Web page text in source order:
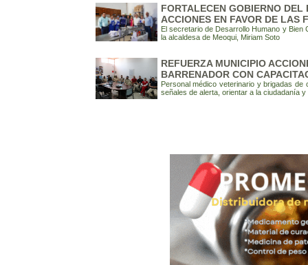
FORTALECEN GOBIERNO DEL
ACCIONES EN FAVOR DE LAS
El secretario de Desarrollo Humano y
la alcaldesa de Meoqui, Miriam Soto
REFUERZA MUNICIPIO
BARRENADOR CON
Personal médico veterinario y brigadas
señales de alerta, orientar a la ciudadanía